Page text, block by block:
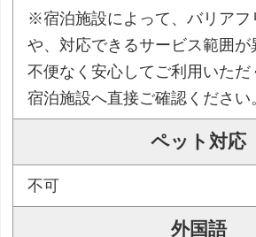
※宿泊施設によって、バリアフ
や、対応できるサービス範囲
不便なく安心してご利用いただ
宿泊施設へ直接ご確認ください
ペット対応
不可
外国語